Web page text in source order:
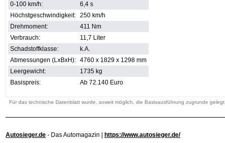
0-100 km/h:
6,4 s
Höchstgeschwindigkeit: 250 km/h
Drehmoment:
411 Nm
Verbrauch:
11,7 Liter
Schadstoffklasse:
k.A.
Abmessungen (LxBxH): 4760 x 1829 x 1298 mm
Leergewicht:
1735 kg
Basispreis:
Ab 72.140 Euro
Für das technische Datenblatt wurde, soweit möglich, die Basisausführung zugrunde gelegt.
Autosieger.de - Das Automagazin | https://www.autosieger.de/